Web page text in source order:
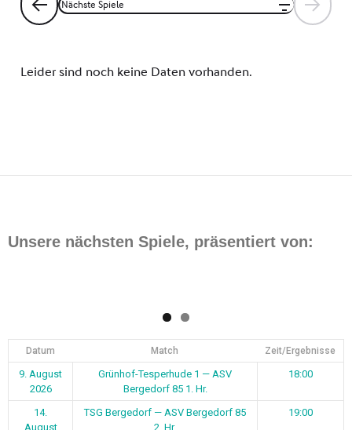
Unsere nächsten Spiele, präsentiert von:
Datum Match Zeit/Ergebnisse
9. August
2026
Grünhof-Tesperhude 1 — ASV
Bergedorf 85 1. Hr.
18:00
14.
August
TSG Bergedorf — ASV Bergedorf 85
2. Hr.
19:00